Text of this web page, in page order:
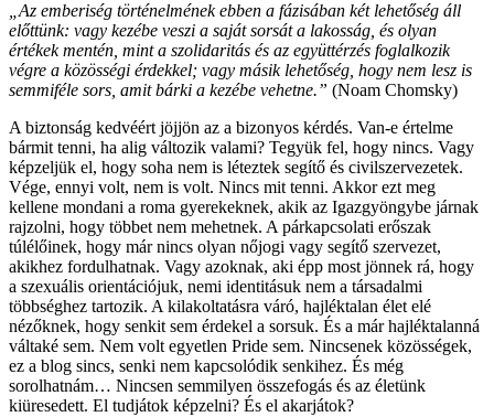
„Az emberiség történelmének ebben a fázisában két lehetőség áll
előttünk: vagy kezébe veszi a saját sorsát a lakosság, és olyan
értékek mentén, mint a szolidaritás és az együttérzés foglalkozik
végre a közösségi érdekkel; vagy másik lehetőség, hogy nem lesz is
semmiféle sors, amit bárki a kezébe vehetne.” (Noam Chomsky)
A biztonság kedvéért jöjjön az a bizonyos kérdés. Van-e értelme
bármit tenni, ha alig változik valami? Tegyük fel, hogy nincs. Vagy
képzeljük el, hogy soha nem is léteztek segítő és civilszervezetek.
Vége, ennyi volt, nem is volt. Nincs mit tenni. Akkor ezt meg
kellene mondani a roma gyerekeknek, akik az Igazgyöngybe járnak
rajzolni, hogy többet nem mehetnek. A párkapcsolati erőszak
túlélőinek, hogy már nincs olyan nőjogi vagy segítő szervezet,
akikhez fordulhatnak. Vagy azoknak, aki épp most jönnek rá, hogy
a szexuális orientációjuk, nemi identitásuk nem a társadalmi
többséghez tartozik. A kilakoltatásra váró, hajléktalan élet elé
nézőknek, hogy senkit sem érdekel a sorsuk. És a már hajléktalanná
váltaké sem. Nem volt egyetlen Pride sem. Nincsenek közösségek,
ez a blog sincs, senki nem kapcsolódik senkihez. És még
sorolhatnám… Nincsen semmilyen összefogás és az életünk
kiüresedett. El tudjátok képzelni? És el akarjátok?